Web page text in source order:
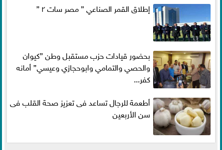
إطلاق القمر الصناعي ” مصر سات ٢ ”
بحضور قيادات حزب مستقبل وطن ”كيوان
والحصي والتمامي وابوحجازي وعيسي” أمانه
كفر...
أطعمة للرجال تساعد فى تعزيز صحة القلب فى
سن الأربعين